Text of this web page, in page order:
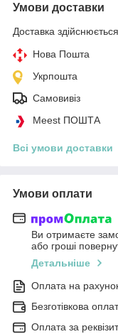
Умови доставки
Доставка
Нова Пошта
Укрпошта
Самовивіз
Meest ПОШТА
Всі умови доставки
Умови оплати
Ви отримаєте
або гроші
Детальніше
Оплата на
Безготівкова
Оплата за